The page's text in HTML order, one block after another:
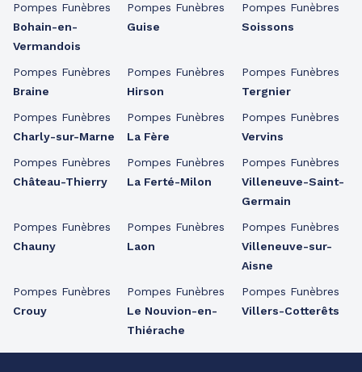
Pompes Funèbres
Bohain-en-
Vermandois
Pompes Funèbres
Braine
Pompes Funèbres
Charly-sur-Marne
Pompes Funèbres
Château-Thierry
Pompes Funèbres
Chauny
Pompes Funèbres
Crouy
Pompes Funèbres
Guise
Pompes Funèbres
Hirson
Pompes Funèbres
La Fère
Pompes Funèbres
La Ferté-Milon
Pompes Funèbres
Laon
Pompes Funèbres
Le Nouvion-en-
Thiérache
Pompes Funèbres
Soissons
Pompes Funèbres
Tergnier
Pompes Funèbres
Vervins
Pompes Funèbres
Villeneuve-Saint-
Germain
Pompes Funèbres
Villeneuve-sur-
Aisne
Pompes Funèbres
Villers-Cotterêts